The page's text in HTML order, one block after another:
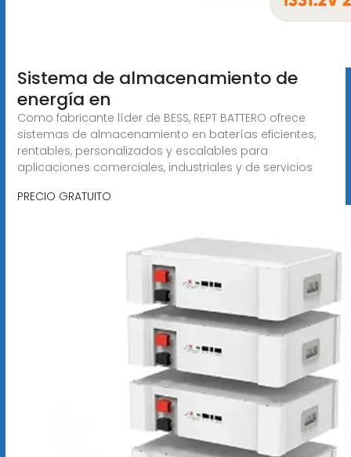
Sistema de almacenamiento de
energía en
Como fabricante líder de BESS, REPT BATTERO ofrece
sistemas de almacenamiento en baterías eficientes,
rentables, personalizados y escalables para
aplicaciones comerciales, industriales y de servicios
PRECIO GRATUITO